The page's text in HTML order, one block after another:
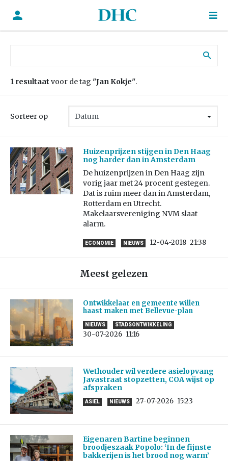
1 resultaat voor de tag "Jan Kokje".
Sorteer op
Huizenprijzen stijgen in Den Haag
nog harder dan in Amsterdam
De huizenprijzen in Den Haag zijn
vorig jaar met 24 procent gestegen.
Dat is ruim meer dan in Amsterdam,
Rotterdam en Utrecht.
Makelaarsvereniging NVM slaat
alarm.
ECONOMIE NIEUWS 12-04-2018 21:38
Meest gelezen
Ontwikkelaar en gemeente willen
haast maken met Bellevue-plan
NIEUWS STADSONTWIKKELING
30-07-2026 11:16
Wethouder wil verdere asielopvang
Javastraat stopzetten, COA wijst op
afspraken
ASIEL NIEUWS 27-07-2026 15:23
Eigenaren Bartine beginnen
broodjeszaak Popolo: ‘In de fijnste
bakkerijen is het brood nog warm’